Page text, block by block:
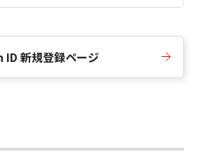
ID 新規登録ページ